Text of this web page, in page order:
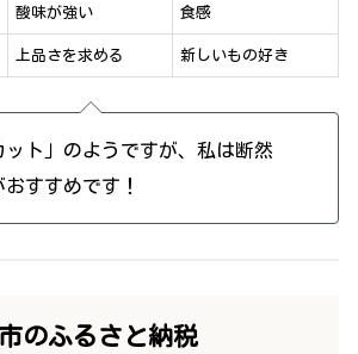
酸味が強い
食感
上品さを求める 新しいもの好き
ット」のようですが、私は断然
おすすめです！
のふるさと納税